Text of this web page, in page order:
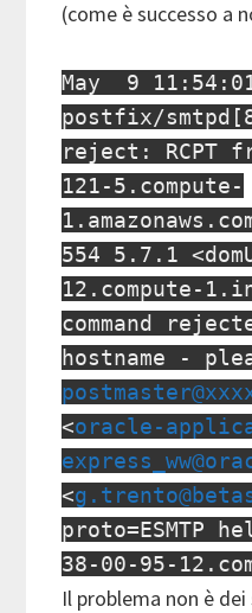
(come è successo a
May 9
postfix/
reject: RCPT
121-5.compute-
554 5.7.1
12.compute-
command
hostname -
<oracle-
<
proto=ESMTP
38-00-95-
Il problema non è